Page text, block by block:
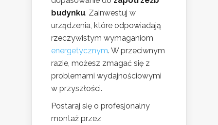
budynku. Zainwestuj w
urządzenia, które odpowiadają
rzeczywistym wymaganiom
energetycznym. W przeciwnym
razie, możesz zmagać się z
problemami wydajnościowymi
w przyszłości.
Postaraj się o profesjonalny
montaż przez